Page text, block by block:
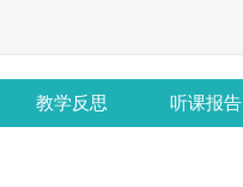
教学反思 听课报告